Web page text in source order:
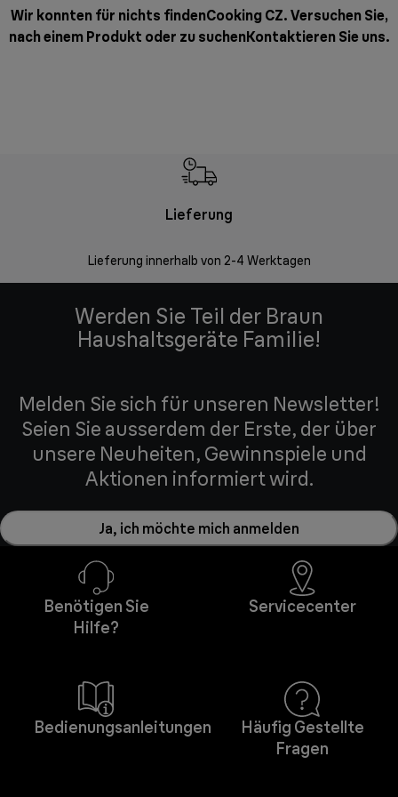
Wir konnten für nichts findenCooking CZ. Versuchen Sie,
nach einem Produkt oder zu suchenKontaktieren Sie uns.
Lieferung
Lieferung innerhalb von 2-4 Werktagen
Werden Sie Teil der Braun
Haushaltsgeräte Familie!
Melden Sie sich für unseren Newsletter!
Seien Sie ausserdem der Erste, der über
unsere Neuheiten, Gewinnspiele und
Aktionen informiert wird.
Ja, ich möchte mich anmelden
Benötigen Sie
Hilfe?
Servicecenter
Bedienungsanleitungen
Häufig Gestellte
Fragen